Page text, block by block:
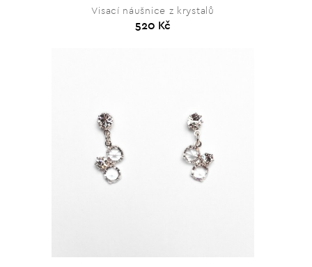
Visací náušnice z krystalů
520 Kč